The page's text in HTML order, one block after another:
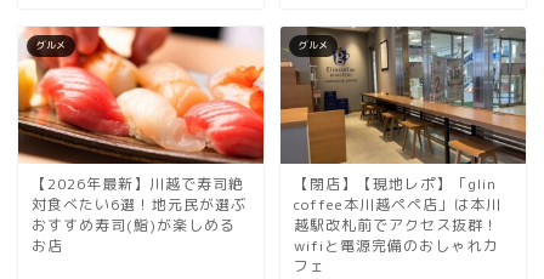
グルメ
【2026年最新】川越で寿司絶
対食べたい6選！地元民が選ぶ
おすすめ寿司(鮨)が楽しめる
お店
グルメ
【閉店】【現地レポ】「glin
coffee本川越ペペ店」は本川
越駅改札前でアクセス抜群！
wifiと電源完備のおしゃれカ
フェ